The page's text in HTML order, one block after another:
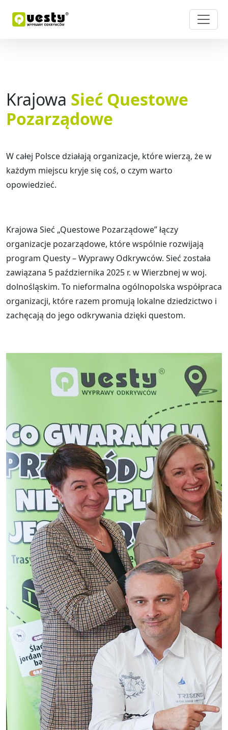
Krajowa Sieć Questowe
Pozarządowe
W całej Polsce działają organizacje, które wierzą, że w
każdym miejscu kryje się coś, o czym warto
opowiedzieć.
Krajowa Sieć „Questowe Pozarządowe” łączy
organizacje pozarządowe, które wspólnie rozwijają
program Questy – Wyprawy Odkrywców. Sieć została
zawiązana 5 października 2025 r. w Wierzbnej w woj.
dolnośląskim. To nieformalna ogólnopolska współpraca
organizacji, które razem promują lokalne dziedzictwo i
zachęcają do jego odkrywania dzięki questom.